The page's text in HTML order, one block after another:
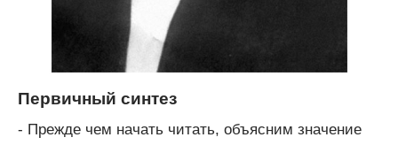
Первичный синтез
- Прежде чем начать читать, объясним значение